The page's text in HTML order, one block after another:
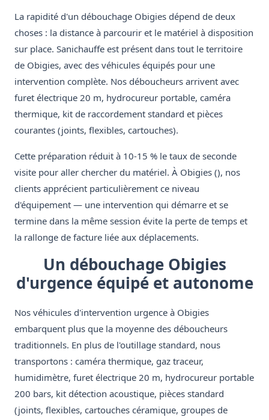
La rapidité d'un débouchage Obigies dépend de deux
choses : la distance à parcourir et le matériel à disposition
sur place. Sanichauffe est présent dans tout le territoire
de Obigies, avec des véhicules équipés pour une
intervention complète. Nos déboucheurs arrivent avec
furet électrique 20 m, hydrocureur portable, caméra
thermique, kit de raccordement standard et pièces
courantes (joints, flexibles, cartouches).
Cette préparation réduit à 10-15 % le taux de seconde
visite pour aller chercher du matériel. À Obigies (), nos
clients apprécient particulièrement ce niveau
d'équipement — une intervention qui démarre et se
termine dans la même session évite la perte de temps et
la rallonge de facture liée aux déplacements.
Un débouchage Obigies
d'urgence équipé et autonome
Nos véhicules d'intervention urgence à Obigies
embarquent plus que la moyenne des déboucheurs
traditionnels. En plus de l'outillage standard, nous
transportons : caméra thermique, gaz traceur,
humidimètre, furet électrique 20 m, hydrocureur portable
200 bars, kit détection acoustique, pièces standard
(joints, flexibles, cartouches céramique, groupes de